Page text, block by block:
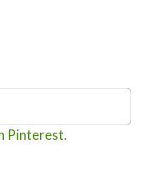
Pinterest.